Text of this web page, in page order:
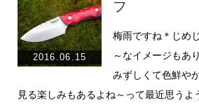
2016.06.15
フ
梅雨ですね＊じめ
～なイメージもあ
みずしくて色鮮や
見る楽しみもあるよね～って最近思うよ